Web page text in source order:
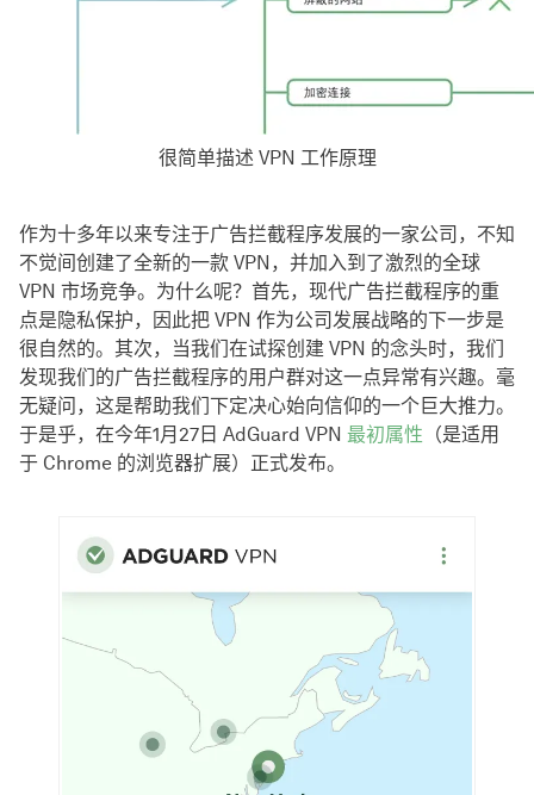
很简单描述 VPN 工作原理
作为十多年以来专注于广告拦截程序发展的一家公司，不知
不觉间创建了全新的一款 VPN，并加入到了激烈的全球
VPN 市场竞争。为什么呢？首先，现代广告拦截程序的重
点是隐私保护，因此把 VPN 作为公司发展战略的下一步是
很自然的。其次，当我们在试探创建 VPN 的念头时，我们
发现我们的广告拦截程序的用户群对这一点异常有兴趣。毫
无疑问，这是帮助我们下定决心始向信仰的一个巨大推力。
于是乎，在今年1月27日 AdGuard VPN 最初属性 （是适用
于 Chrome 的浏览器扩展）正式发布。